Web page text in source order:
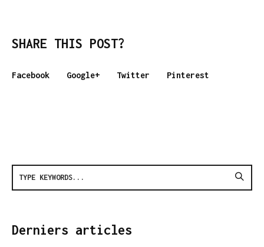
SHARE THIS POST?
Facebook Google+ Twitter Pinterest
Derniers articles